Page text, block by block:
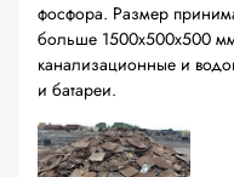
фосфора. Размер
больше 1500х500х500
канализационные и
и батареи.